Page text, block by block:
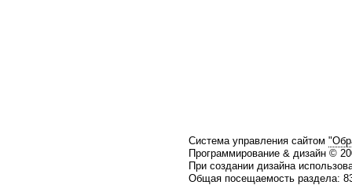
Система управления сайтом
Программирование & дизайн ©
При создании дизайна
Общая посещаемость раздела: